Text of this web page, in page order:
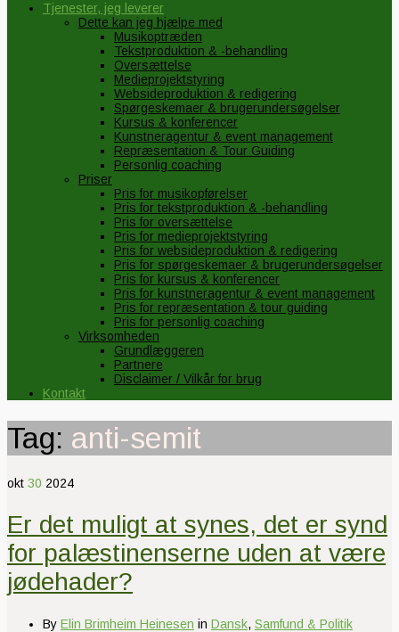
Tjenester, jeg leverer
Dette kan jeg hjælpe med
Musikoptræden
Tekstproduktion & -behandling
Oversættelse
Medieprojektstyring
Websideproduktion & redigering
Spørgeskemaer & brugerundersøgelser
Kursus & konferencer
Kunstneragentur & event management
Repræsentation & Tour Guiding
Personlig coaching
Priser
Pris for musikopførelser
Pris for tekstproduktion & -behandling
Pris for oversættelse
Pris for medieprojektstyring
Pris for websideproduktion & redigering
Pris for spørgeskemaer & brugerundersøgelser
Pris for kursus & konferencer
Pris for kunstneragentur & event management
Pris for repræsentation & tour guiding
Pris for personlig coaching
Virksomheden
Grundlæggeren
Partnere
Disclaimer / Vilkår for brug
Kontakt
Tag: anti-semit
okt 30 2024
Er det muligt at synes, det er synd
for palæstinenserne uden at være
jødehader?
By Elin Brimheim Heinesen in Dansk, Samfund & Politik